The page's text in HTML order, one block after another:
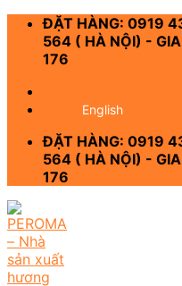
Skip
content
ĐẶT HÀNG: 0919
564 ( HÀ NỘI) -
176
English
ĐẶT HÀNG: 0919
564 ( HÀ NỘI) -
176